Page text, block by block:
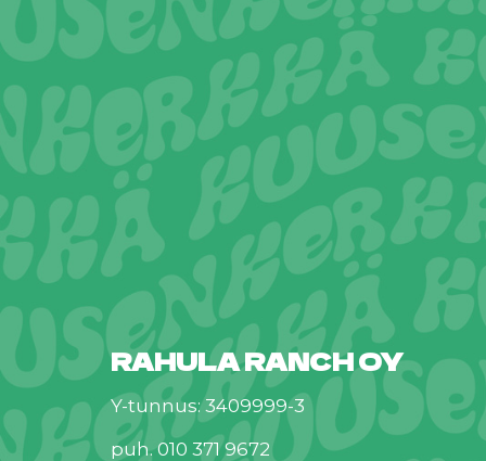
RAHULA RANCH OY
Y-tunnus: 3409999-3
puh. 010 371 9672